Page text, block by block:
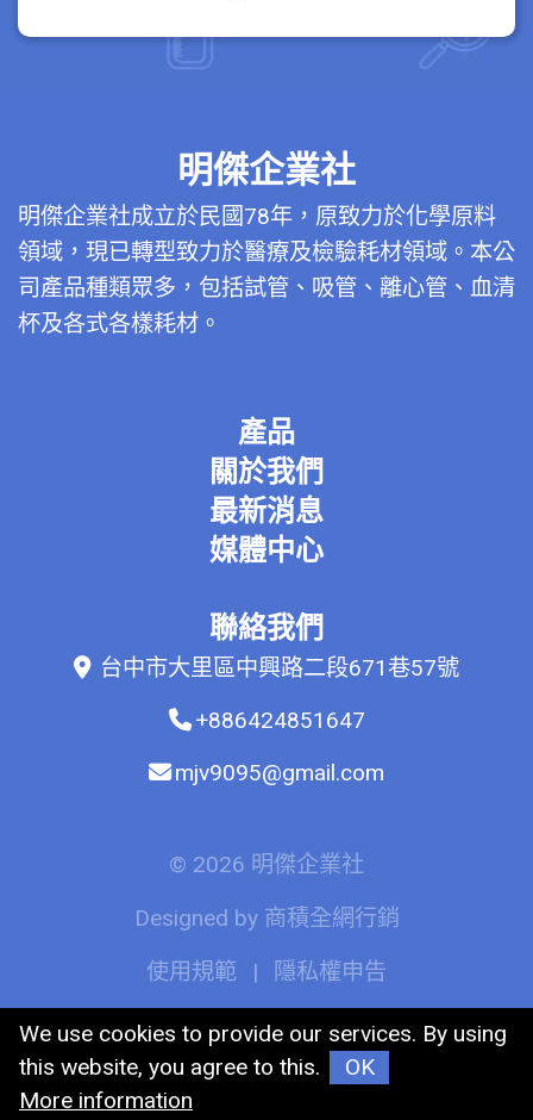
明傑企業社
明傑企業社成立於民國78年，原致力於化學原料
領域，現已轉型致力於醫療及檢驗耗材領域。本公
司產品種類眾多，包括試管、吸管、離心管、血清
杯及各式各樣耗材。
產品
關於我們
最新消息
媒體中心
聯絡我們
台中市大里區中興路二段671巷57號
+886424851647
mjv9095@gmail.com
© 2026 明傑企業社
Designed by 商積全網行銷
使用規範
| 隱私權申告
We use cookies to provide our services. By using
this website, you agree to this.
OK
More information